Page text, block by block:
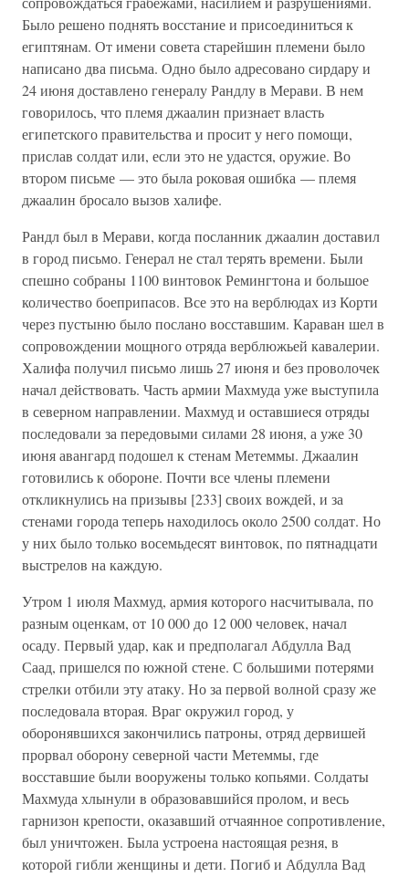
Было решено поднять восстание и присоединиться к
египтянам. От имени совета старейшин племени было
написано два письма. Одно было адресовано сирдару и
24 июня доставлено генералу Рандлу в Мерави. В нем
говорилось, что племя джаалин признает власть
египетского правительства и просит у него помощи,
прислав солдат или, если это не удастся, оружие. Во
втором письме — это была роковая ошибка — племя
джаалин бросало вызов халифе.
Рандл был в Мерави, когда посланник джаалин доставил
в город письмо. Генерал не стал терять времени. Были
спешно собраны 1100 винтовок Ремингтона и большое
количество боеприпасов. Все это на верблюдах из Корти
через пустыню было послано восставшим. Караван шел в
сопровождении мощного отряда верблюжьей кавалерии.
Халифа получил письмо лишь 27 июня и без проволочек
начал действовать. Часть армии Махмуда уже выступила
в северном направлении. Махмуд и оставшиеся отряды
последовали за передовыми силами 28 июня, а уже 30
июня авангард подошел к стенам Метеммы. Джаалин
готовились к обороне. Почти все члены племени
откликнулись на призывы [233] своих вождей, и за
стенами города теперь находилось около 2500 солдат. Но
у них было только восемьдесят винтовок, по пятнадцати
выстрелов на каждую.
Утром 1 июля Махмуд, армия которого насчитывала, по
разным оценкам, от 10 000 до 12 000 человек, начал
осаду. Первый удар, как и предполагал Абдулла Вад
Саад, пришелся по южной стене. С большими потерями
стрелки отбили эту атаку. Но за первой волной сразу же
последовала вторая. Враг окружил город, у
оборонявшихся закончились патроны, отряд дервишей
прорвал оборону северной части Метеммы, где
восставшие были вооружены только копьями. Солдаты
Махмуда хлынули в образовавшийся пролом, и весь
гарнизон крепости, оказавший отчаянное сопротивление,
был уничтожен. Была устроена настоящая резня, в
которой гибли женщины и дети. Погиб и Абдулла Вад